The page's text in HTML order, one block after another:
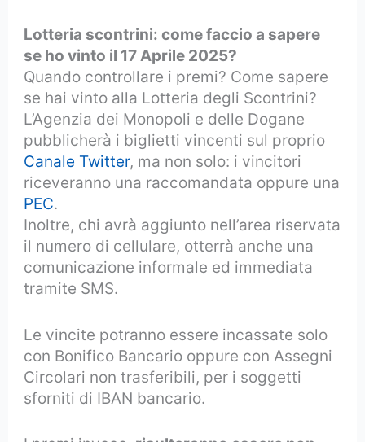
Lotteria scontrini: come faccio a sapere
se ho vinto il 17 Aprile 2025?
Quando controllare i premi? Come sapere
se hai vinto alla Lotteria degli Scontrini?
L’Agenzia dei Monopoli e delle Dogane
pubblicherà i biglietti vincenti sul proprio
Canale Twitter, ma non solo: i vincitori
riceveranno una raccomandata oppure una
PEC.
Inoltre, chi avrà aggiunto nell’area riservata
il numero di cellulare, otterrà anche una
comunicazione informale ed immediata
tramite SMS.
Le vincite potranno essere incassate solo
con Bonifico Bancario oppure con Assegni
Circolari non trasferibili, per i soggetti
sforniti di IBAN bancario.